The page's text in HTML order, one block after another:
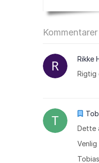
Rikke
Rigtig
Dette
Venlig